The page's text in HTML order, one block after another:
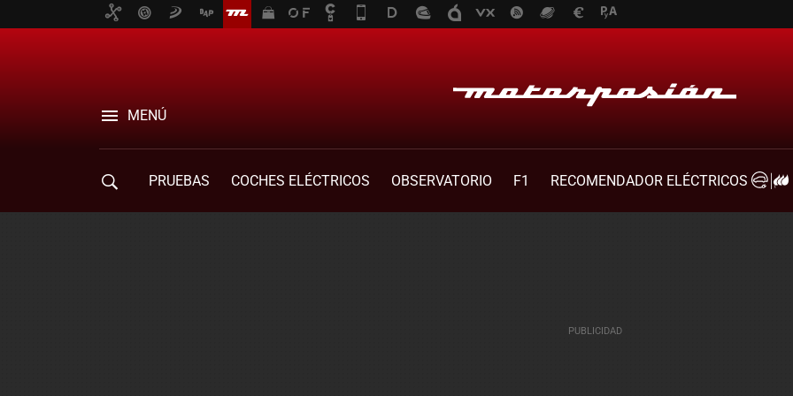
MENÚ
PRUEBAS COCHES ELÉCTRICOS OBSERVATORIO F1
RECOMENDADOR ELÉCTRICOS